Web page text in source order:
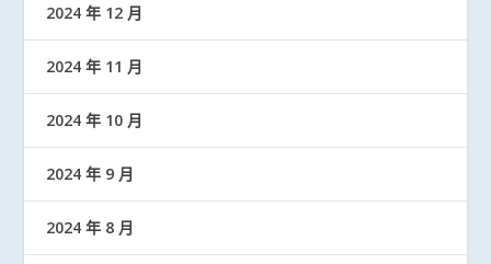
2024 年 12 月
2024 年 11 月
2024 年 10 月
2024 年 9 月
2024 年 8 月